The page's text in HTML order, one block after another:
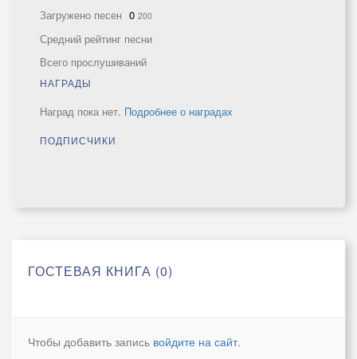
Загружено песен 0 200
Средний рейтинг песни
Всего прослушиваний
НАГРАДЫ
Наград пока нет. Подробнее о наградах
ПОДПИСЧИКИ
ГОСТЕВАЯ КНИГА (0)
Чтобы добавить запись войдите на сайт.